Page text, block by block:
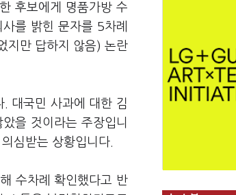
후보에게 명품가방 수
를 밝힌 문자를 5차례
지만 답하지 않음) 논란
대국민 사과에 대한 김
을 것이라는 주장입니
심받는 상황입니다.
수차례 확인했다고 반